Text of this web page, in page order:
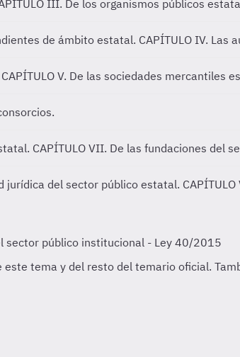
III. De los organismos públicos
de ámbito estatal. CAPÍTULO IV.
CAPÍTULO V. De las sociedades mercantiles
CAPÍTULO VII. De las fundaciones del
jurídica del sector público estatal.